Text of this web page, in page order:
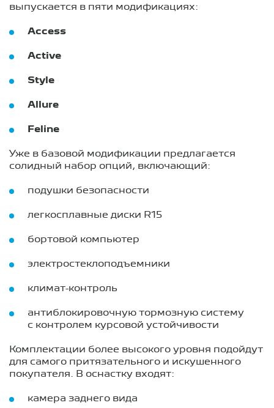
выпускается в пяти модификациях:
Access
Active
Style
Allure
Feline
Уже в базовой модификации предлагается
солидный набор опций, включающий:
подушки безопасности
легкосплавные диски R15
бортовой компьютер
электростеклоподъемники
климат-контроль
антиблокировочную тормозную систему
с контролем курсовой устойчивости
Комплектации более высокого уровня подойдут
для самого притязательного и искушенного
покупателя. В оснастку входят:
камера заднего вида